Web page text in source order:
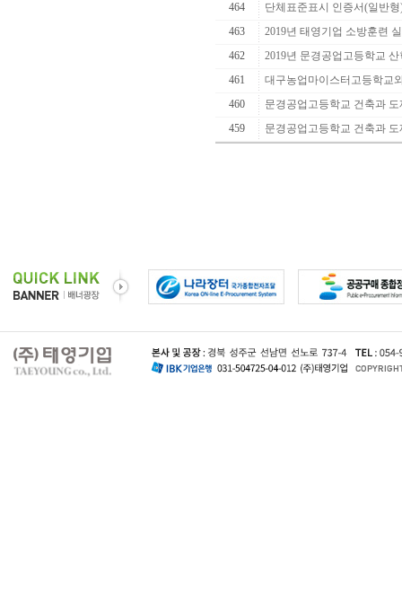
464
단체표준표시 인증서(일반형
463
2019년 태영기업 소방훈련
462
2019년 문경공업고등학교
461
대구농업마이스터고등학교
460
문경공업고등학교 건축과
459
문경공업고등학교 건축과